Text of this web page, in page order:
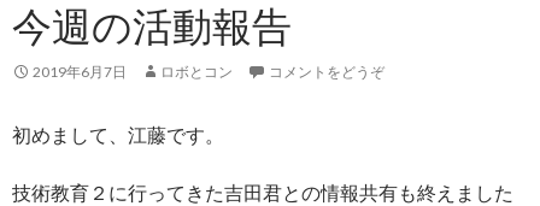
今週の活動報告
2019年6月7日 ロボとコン コメントをどうぞ
初めまして、江藤です。
技術教育２に行ってきた吉田君との情報共有も終えました